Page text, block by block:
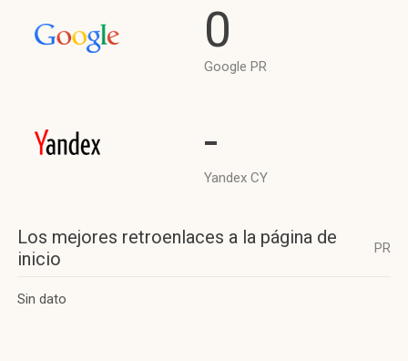
0
Google PR
-
Yandex CY
Los mejores retroenlaces a la página de
inicio
PR
Sin dato